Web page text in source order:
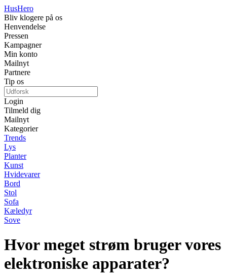
HusHero
Bliv klogere på os
Henvendelse
Pressen
Kampagner
Min konto
Mailnyt
Partnere
Tip os
Login
Tilmeld dig
Mailnyt
Kategorier
Trends
Lys
Planter
Kunst
Hvidevarer
Bord
Stol
Sofa
Kæledyr
Sove
Hvor meget strøm bruger vores
elektroniske apparater?